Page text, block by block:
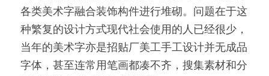
各类美术字融合装饰构件进行堆砌。问题在于这
种繁复的设计方式现代社会使用的人已经很少，
当年的美术字亦是招贴厂美工手工设计并无成品
字体，甚至连常用笔画都凑不齐，搜集素材和分